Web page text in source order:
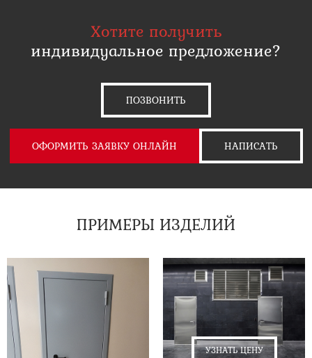
Хотите получить
индивидуальное предложение?
ПОЗВОНИТЬ
ОФОРМИТЬ ЗАЯВКУ ОНЛАЙН НАПИСАТЬ
ПРИМЕРЫ ИЗДЕЛИЙ
УЗНАТЬ ЦЕНУ